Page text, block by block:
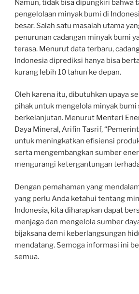
Namun, tidak bisa dipungkiri bahwa
pengelolaan minyak bumi di
besar. Salah satu masalah utama
penurunan cadangan minyak bumi
terasa. Menurut data terbaru,
Indonesia diprediksi hanya bisa
kurang lebih 10 tahun ke depan.
Oleh karena itu, dibutuhkan upaya
pihak untuk mengelola minyak bumi
berkelanjutan. Menurut Menteri
Daya Mineral, Arifin Tasrif,
untuk meningkatkan efisiensi
serta mengembangkan sumber
mengurangi ketergantungan
Dengan pemahaman yang
yang perlu Anda ketahui tentang
Indonesia, kita diharapkan dapat
menjaga dan mengelola sumber
bijaksana demi keberlangsungan
mendatang. Semoga informasi ini
semua.